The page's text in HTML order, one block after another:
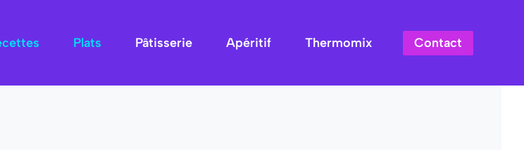
Plats Pâtisserie Apéritif Thermomix Contact